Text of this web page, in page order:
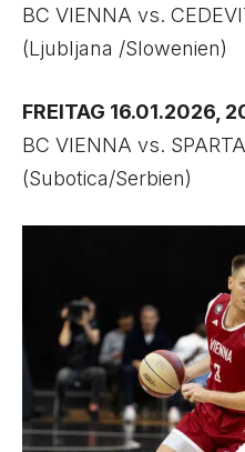
BC VIENNA vs.
(Ljubljana /Slowenien)
FREITAG 16.01.2026,
BC VIENNA vs.
(Subotica/Serbien)